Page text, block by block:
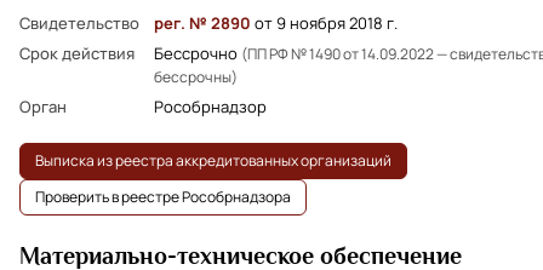
Свидетельство
рег. № 2890 от 9 ноября 2018 г.
Срок действия
Бессрочно (ПП РФ № 1490 от 14.09.2022 —
бессрочны)
Орган Рособрнадзор
Выписка из реестра аккредитованных организаций
Проверить в реестре Рособрнадзора
Материально-техническое обеспечение